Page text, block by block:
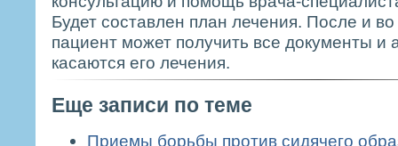
Будет составлен план лечения. После и
пациент может получить все документы и
касаются его лечения.
Еще записи по теме
Приемы борьбы против сидячего